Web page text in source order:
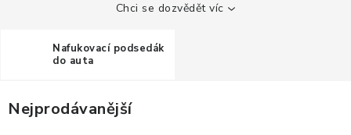
PREZENTAČNÍ SYSTÉMY
Chci se dozvědět víc
Nafukovací podsedák
do auta
Nejprodávanější